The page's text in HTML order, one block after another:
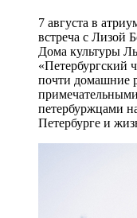
7 августа в
встреча с Лизой
Дома культуры
«Петербургский
почти домашние
петербуржцами
Петербурге и